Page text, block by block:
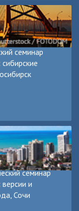
семинар
семинар
и
Сочи